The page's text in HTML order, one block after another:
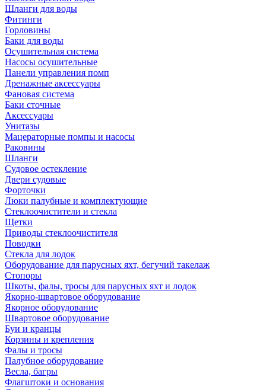
Шланги для воды
Фитинги
Горловины
Баки для воды
Осушительная система
Насосы осушительные
Панели управления помп
Дренажные аксессуары
Фановая система
Баки сточные
Аксессуары
Унитазы
Мацераторные помпы и насосы
Раковины
Шланги
Судовое остекление
Двери судовые
Форточки
Люки палубные и комплектующие
Стеклоочистители и стекла
Щетки
Приводы стеклоочистителя
Поводки
Стекла для лодок
Оборудование для парусных яхт, бегучий такелаж
Стопоры
Шкоты, фалы, тросы для парусных яхт и лодок
Якорно-швартовое оборудование
Якорное оборудование
Швартовое оборудование
Буи и кранцы
Корзины и крепления
Фалы и тросы
Палубное оборудование
Весла, багры
Флагштоки и основания